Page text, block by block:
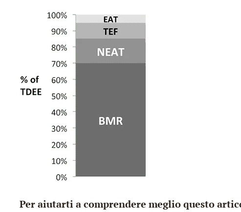
Per aiutarti a comprendere meglio questo